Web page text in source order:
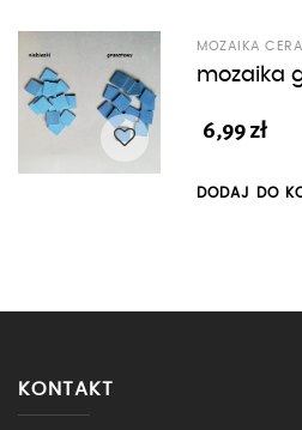
MOZAIKA
mozaika
6,99zł
DODAJ DO
KONTAKT